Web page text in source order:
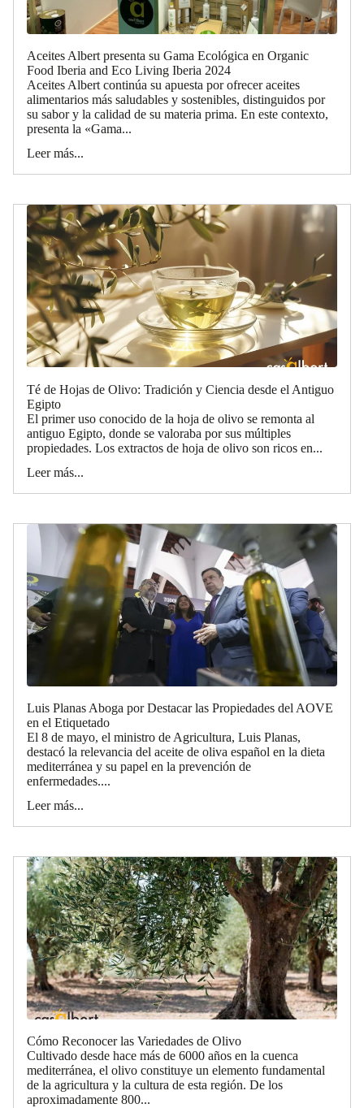
Aceites Albert presenta su Gama Ecológica en Organic
Food Iberia and Eco Living Iberia 2024
Aceites Albert continúa su apuesta por ofrecer aceites
alimentarios más saludables y sostenibles, distinguidos por
su sabor y la calidad de su materia prima. En este contexto,
presenta la «Gama...
Leer más...
Té de Hojas de Olivo: Tradición y Ciencia desde el Antiguo
Egipto
El primer uso conocido de la hoja de olivo se remonta al
antiguo Egipto, donde se valoraba por sus múltiples
propiedades. Los extractos de hoja de olivo son ricos en...
Leer más...
Luis Planas Aboga por Destacar las Propiedades del AOVE
en el Etiquetado
El 8 de mayo, el ministro de Agricultura, Luis Planas,
destacó la relevancia del aceite de oliva español en la dieta
mediterránea y su papel en la prevención de
enfermedades....
Leer más...
Cómo Reconocer las Variedades de Olivo
Cultivado desde hace más de 6000 años en la cuenca
mediterránea, el olivo constituye un elemento fundamental
de la agricultura y la cultura de esta región. De los
aproximadamente 800...